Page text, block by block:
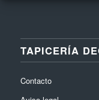
TAPICERÍA
Contacto